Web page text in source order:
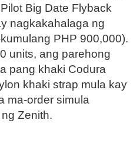
Big Date Flyback
nagkakahalaga ng
PHP 900,000).
units, ang parehong
pang khaki Codura
khaki strap mula kay
ma-order simula
Zenith.